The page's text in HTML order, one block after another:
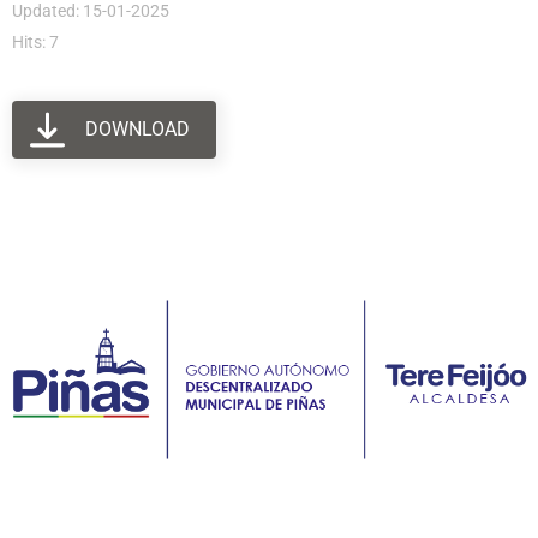
Updated: 15-01-2025
Hits: 7
DOWNLOAD